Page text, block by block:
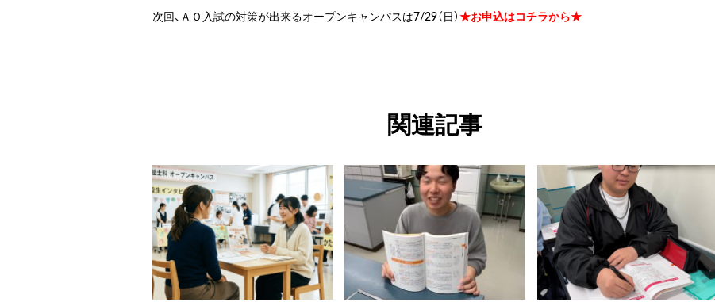
次回、ＡＯ入試の対策が出来るオープンキャンパスは7/29（日）★お申込はコチラから★
関連記事